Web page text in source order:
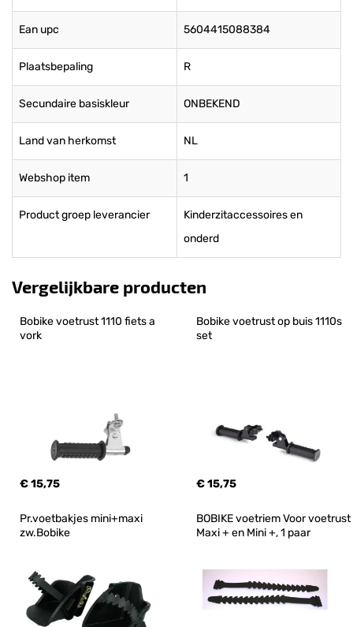
Ean upc 5604415088384
Plaatsbepaling R
Secundaire basiskleur ONBEKEND
Land van herkomst NL
Webshop item 1
Product groep leverancier
Kinderzitaccessoires en
onderd
Vergelijkbare producten
Bobike voetrust 1110 fiets a
vork
€ 15,75
Bobike voetrust op buis 1110s
set
€ 15,75
Pr.voetbakjes mini+maxi
zw.Bobike
BOBIKE voetriem Voor voetrust
Maxi + en Mini +, 1 paar